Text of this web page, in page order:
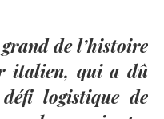
de l’histoire
italien, qui a dû
logistique de